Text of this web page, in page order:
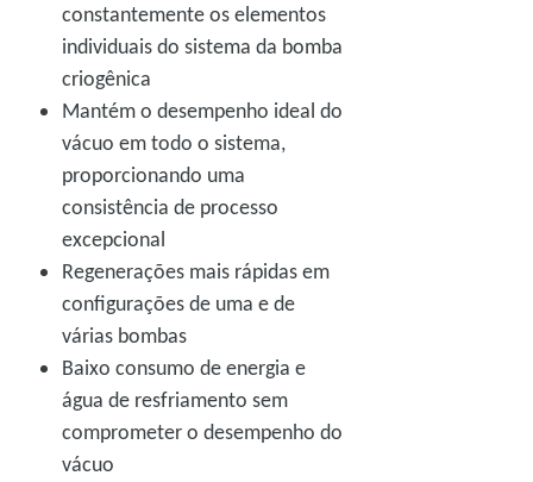
constantemente os elementos
individuais do sistema da bomba
criogênica
Mantém o desempenho ideal do
vácuo em todo o sistema,
proporcionando uma
consistência de processo
excepcional
Regenerações mais rápidas em
configurações de uma e de
várias bombas
Baixo consumo de energia e
água de resfriamento sem
comprometer o desempenho do
vácuo